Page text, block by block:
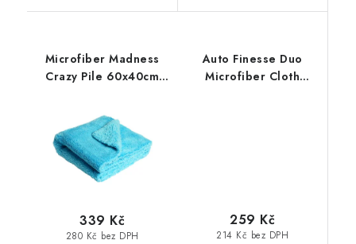
Microfiber Madness
Crazy Pile 60x40cm
280 Kč bez DPH
339 Kč
Auto Finesse Duo
Microfiber Cloth
214 Kč bez DPH
259 Kč